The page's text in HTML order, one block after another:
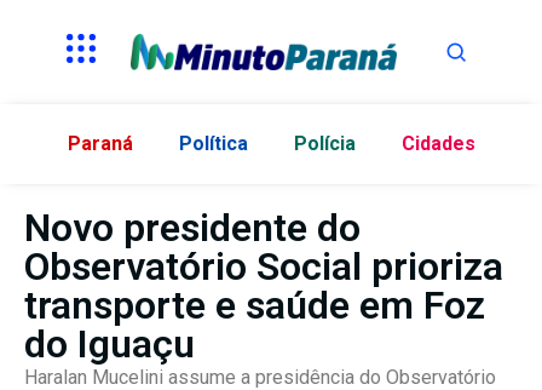
Paraná Política Polícia Cidades
Novo presidente do
Observatório Social prioriza
transporte e saúde em Foz
do Iguaçu
Haralan Mucelini assume a presidência do Observatório